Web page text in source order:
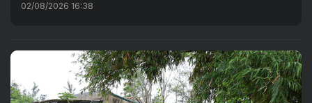
02/08/2026 16:38